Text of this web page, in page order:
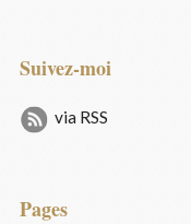
Suivez-moi
via RSS
Pages